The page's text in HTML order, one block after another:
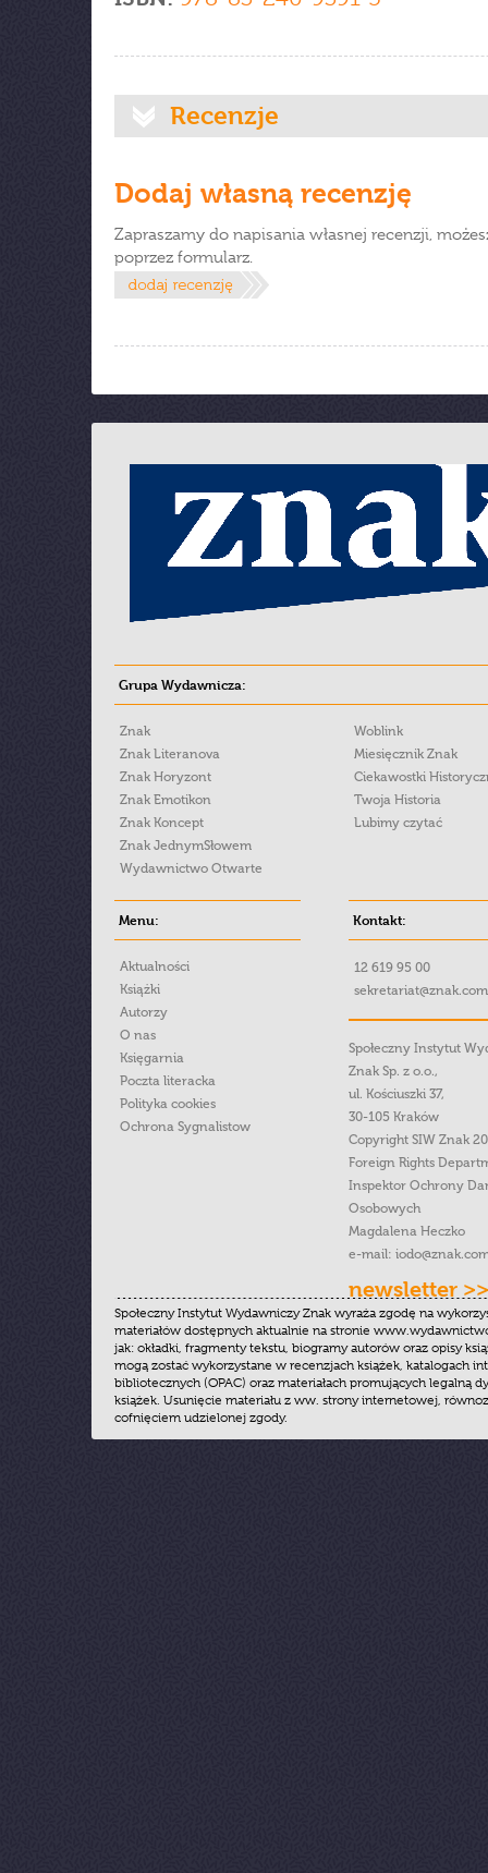
Recenzje
Dodaj własną recenzję
Zapraszamy do napisania własnej recenzji,
poprzez formularz.
Grupa Wydawnicza:
Znak
Znak Literanova
Znak Horyzont
Znak Emotikon
Znak Koncept
Znak JednymSłowem
Wydawnictwo Otwarte
Woblink
Miesięcznik Znak
Ciekawostki
Twoja Historia
Lubimy czytać
Menu:
Aktualności
Książki
Autorzy
O nas
Księgarnia
Poczta literacka
Polityka cookies
Ochrona Sygnalistow
Kontakt:
12 619 95 00
Społeczny Instytut
Znak Sp. z o.o.,
ul. Kościuszki 37,
30-105 Kraków
Copyright SIW Znak
Foreign Rights
Inspektor Ochrony
Osobowych
Magdalena Heczko
e-mail:
newsletter >>
Społeczny Instytut Wydawniczy Znak wyraża zgodę na
materiałów dostępnych aktualnie na stronie
jak: okładki, fragmenty tekstu, biogramy autorów oraz opisy
mogą zostać wykorzystane w recenzjach książek, katalogach
bibliotecznych (OPAC) oraz materiałach promujących legalną
książek. Usunięcie materiału z ww. strony internetowej,
cofnięciem udzielonej zgody.